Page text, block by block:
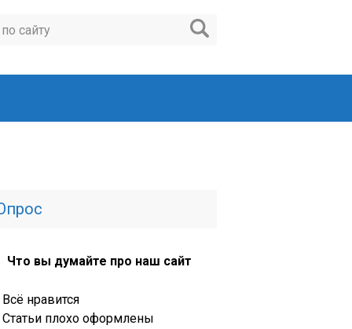
Что вы думайте про наш сайт
Всё нравится
Статьи плохо оформлены